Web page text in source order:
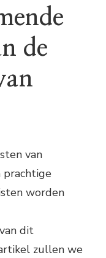
de
van
prachtige
worden
dit
zullen we